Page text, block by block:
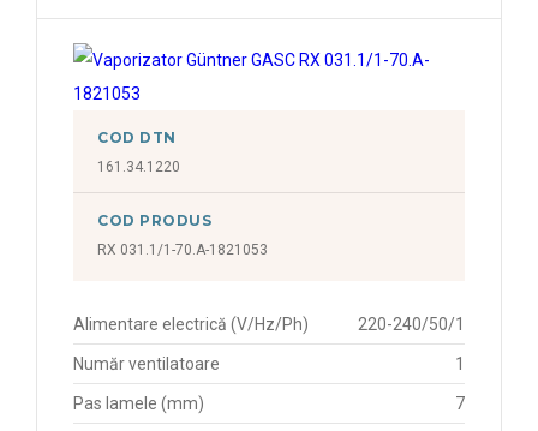
7,48 kW
7,615 kW
8,206 kW
8,420 kW
9,04 kW
9,20 kW
9,24 kW
COD DTN
161.34.1220
COD PRODUS
RX 031.1/1-70.A-1821053
Alimentare electrică (V/Hz/Ph) 220-240/50/1
Număr ventilatoare 1
Pas lamele (mm) 7